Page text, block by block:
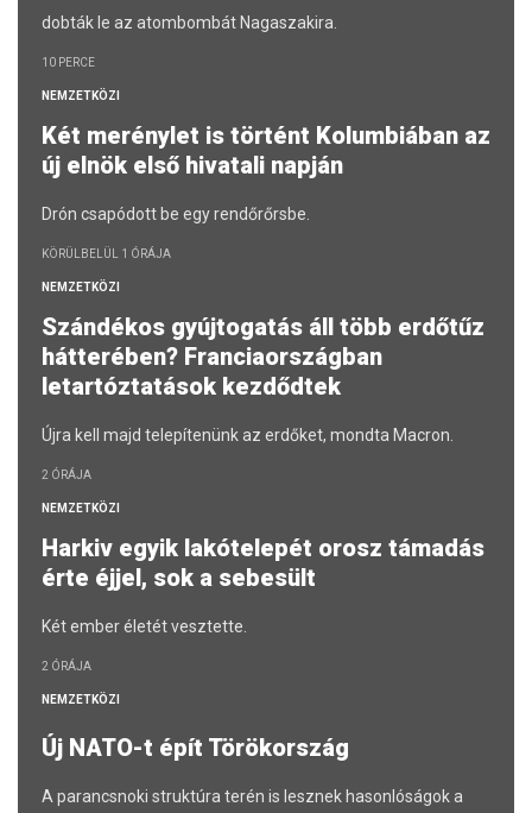
dobták le az atombombát Nagaszakira.
10 PERCE
NEMZETKÖZI
Két merénylet is történt Kolumbiában az
új elnök első hivatali napján
Drón csapódott be egy rendőrőrsbe.
KÖRÜLBELÜL 1 ÓRÁJA
NEMZETKÖZI
Szándékos gyújtogatás áll több erdőtűz
hátterében? Franciaországban
letartóztatások kezdődtek
Újra kell majd telepítenünk az erdőket, mondta Macron.
2 ÓRÁJA
NEMZETKÖZI
Harkiv egyik lakótelepét orosz támadás
érte éjjel, sok a sebesült
Két ember életét vesztette.
2 ÓRÁJA
NEMZETKÖZI
Új NATO-t épít Törökország
A parancsnoki struktúra terén is lesznek hasonlóságok a